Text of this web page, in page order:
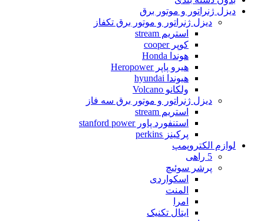
دیزل ژنراتور و موتور برق
دیزل ژنراتور و موتور برق تکفاز
استریم stream
کوپر cooper
هوندا Honda
هیرو پاپر Heropower
هیوندا hyundai
ولکانو Volcano
دیزل ژنراتور و موتور برق سه فاز
استریم stream
استنفورد پاور stanford power
پرکینز perkins
لوازم الکتروپمپ
5 راهی
پرشر سوئیچ
اسکواردی
المنت
امرا
ایتال تکنیک